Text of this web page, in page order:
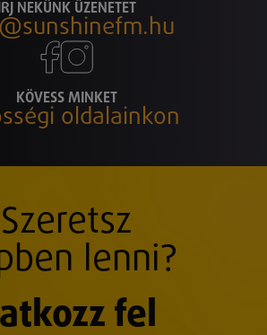
ÍRJ NEKÜNK ÜZENETET
KÖVESS MINKET
oldalainkon
Szeretsz
lenni?
fel